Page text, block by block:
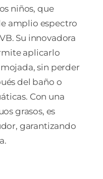
niños, que
amplio espectro
Su innovadora
aplicarlo
sin perder
del baño o
Con una
grasos, es
garantizando